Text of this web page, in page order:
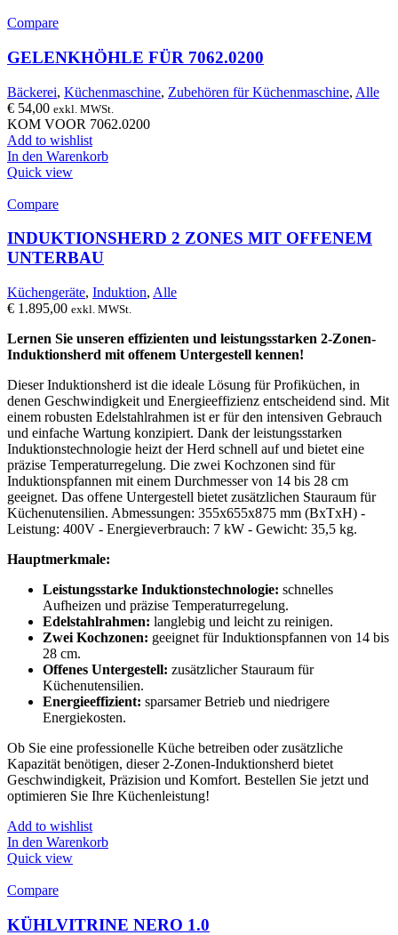
Compare
GELENKHÖHLE FÜR 7062.0200
Bäckerei, Küchenmaschine, Zubehören für Küchenmaschine, Alle
€ 54,00 exkl. MWSt.
KOM VOOR 7062.0200
Add to wishlist
In den Warenkorb
Quick view
Compare
INDUKTIONSHERD 2 ZONES MIT OFFENEM
UNTERBAU
Küchengeräte, Induktion, Alle
€ 1.895,00 exkl. MWSt.
Lernen Sie unseren effizienten und leistungsstarken 2-Zonen-
Induktionsherd mit offenem Untergestell kennen!
Dieser Induktionsherd ist die ideale Lösung für Profiküchen, in
denen Geschwindigkeit und Energieeffizienz entscheidend sind. Mit
einem robusten Edelstahlrahmen ist er für den intensiven Gebrauch
und einfache Wartung konzipiert. Dank der leistungsstarken
Induktionstechnologie heizt der Herd schnell auf und bietet eine
präzise Temperaturregelung. Die zwei Kochzonen sind für
Induktionspfannen mit einem Durchmesser von 14 bis 28 cm
geeignet. Das offene Untergestell bietet zusätzlichen Stauraum für
Küchenutensilien. Abmessungen: 355x655x875 mm (BxTxH) -
Leistung: 400V - Energieverbrauch: 7 kW - Gewicht: 35,5 kg.
Hauptmerkmale:
Leistungsstarke Induktionstechnologie: schnelles
Aufheizen und präzise Temperaturregelung.
Edelstahlrahmen: langlebig und leicht zu reinigen.
Zwei Kochzonen: geeignet für Induktionspfannen von 14 bis
28 cm.
Offenes Untergestell: zusätzlicher Stauraum für
Küchenutensilien.
Energieeffizient: sparsamer Betrieb und niedrigere
Energiekosten.
Ob Sie eine professionelle Küche betreiben oder zusätzliche
Kapazität benötigen, dieser 2-Zonen-Induktionsherd bietet
Geschwindigkeit, Präzision und Komfort. Bestellen Sie jetzt und
optimieren Sie Ihre Küchenleistung!
Add to wishlist
In den Warenkorb
Quick view
Compare
KÜHLVITRINE NERO 1.0